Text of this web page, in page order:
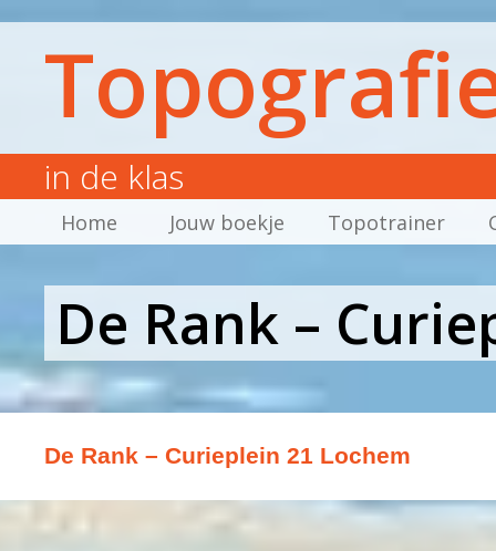
in de klas
Home Jouw boekje Topotrainer
De Rank –
De Rank – Curieplein 21 Lochem